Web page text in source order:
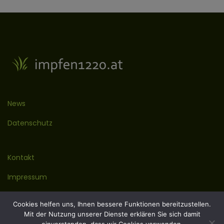
News
Datenschutz
Kontakt
Impressum
Cookies helfen uns, Ihnen bessere Funktionen bereitzustellen.
Mit der Nutzung unserer Dienste erklären Sie sich damit